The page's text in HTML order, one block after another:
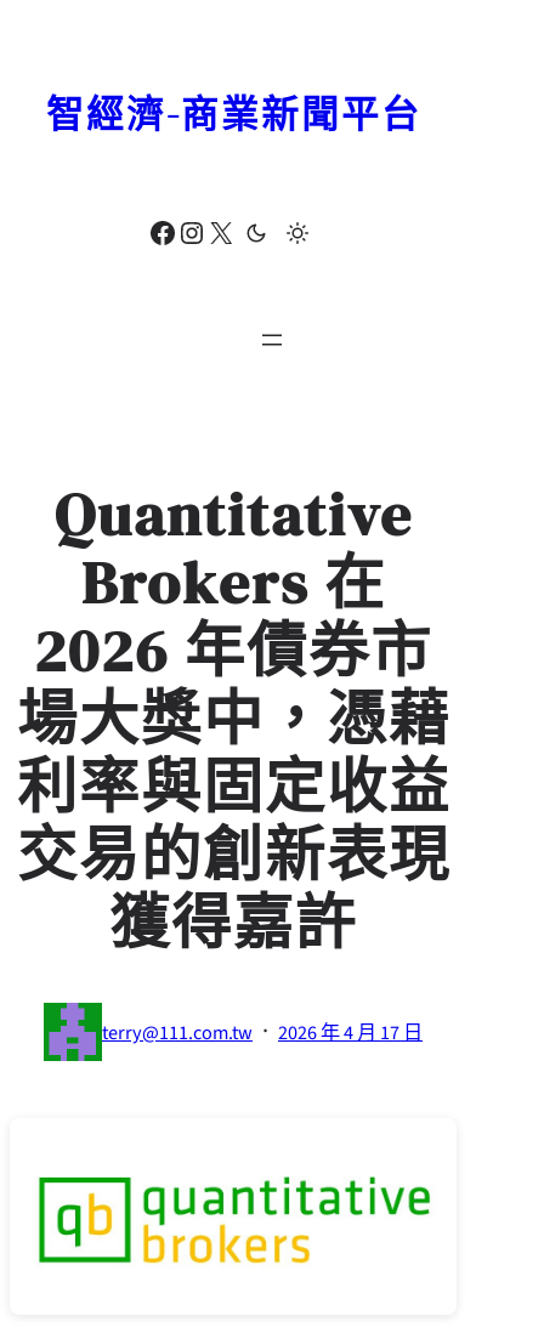
Facebook Instagram X
智經濟-商業新聞平台
Quantitative
Brokers 在
2026 年債券市
場大獎中，憑藉
利率與固定收益
交易的創新表現
獲得嘉許
terry@111.com.tw · 2026 年 4 月 17 日